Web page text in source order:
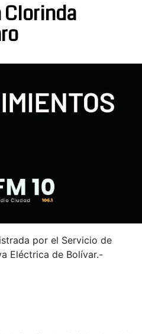
por el Servicio de
Eléctrica de Bolívar.-